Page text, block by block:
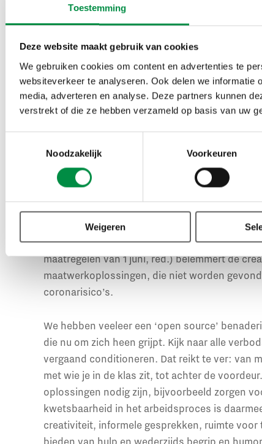
Toestemming
Deze website maakt gebruik van cookies
We gebruiken cookies om content en advertenties te
websiteverkeer te analyseren. Ook delen we
media, adverteren en analyse. Deze partners kunnen
verstrekt of die ze hebben verzameld op basis van uw
Noodzakelijk
Voorkeuren
Weigeren
inzet van arbeid’. ‘De gezondheidscrisis is
momenteel alom onzekerheid en
economie en daarmee het arbeidsproces en
maatschappelijke domein. Nu is er sprake van
tijdens de bankencrisis nog de prijs van de
flexibele arbeid, van zzp’ers, van
productieketens bloot. De rol van de
van de zorg en het samenstellen van
Het gevolg van het coronabeleid is een sterke
moeten altijd afspraken maken, dat
doet, daar leer je van. Maar de huidige
maatregelen van 1 juni, red.) belemmert de
maatwerkoplossingen, die niet worden
coronarisico’s.
We hebben veeleer een ‘open source’
die nu om zich heen grijpt. Kijk naar alle
vergaand conditioneren. Dat reikt te ver: van
met wie je in de klas zit, tot achter de
oplossingen nodig zijn, bijvoorbeeld zorgen
kwetsbaarheid in het arbeidsproces is
creativiteit, informele gesprekken, ruimte
bieden van hulp en wederzijds begrip en